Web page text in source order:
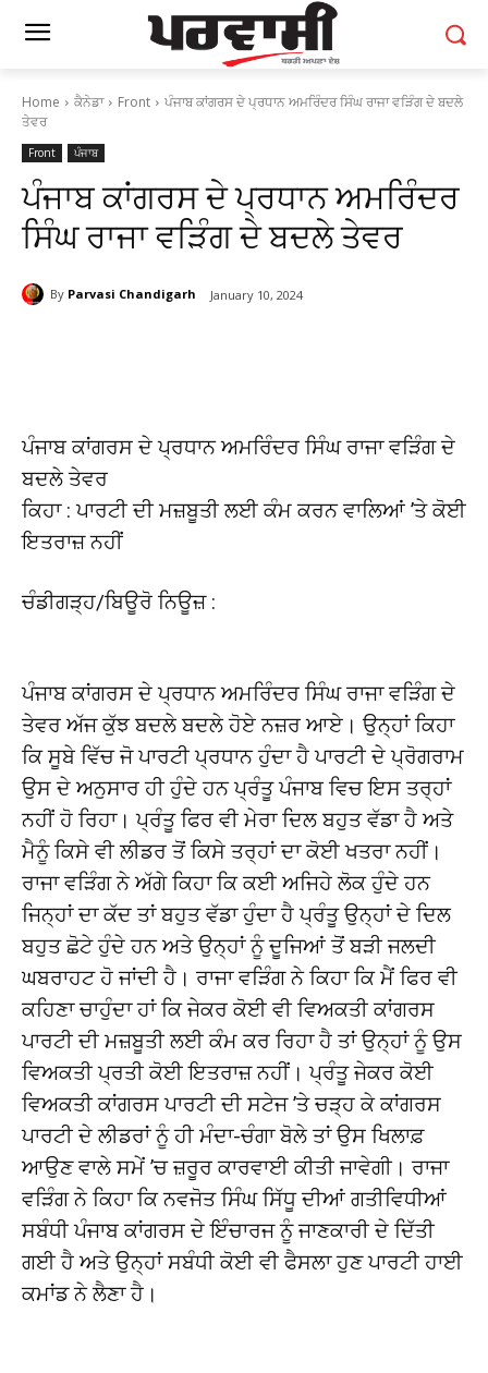
Home ਕੈਨੇਡਾ Front
ਪੰਜਾਬ ਕਾਂਗਰਸ ਦੇ ਪ੍ਰਧਾਨ ਅਮਰਿੰਦਰ ਸਿੰਘ ਰਾਜਾ ਵੜਿੰਗ ਦੇ ਬਦਲੇ
ਤੇਵਰ
Front ਪੰਜਾਬ
ਪੰਜਾਬ ਕਾਂਗਰਸ ਦੇ ਪ੍ਰਧਾਨ ਅਮਰਿੰਦਰ
ਸਿੰਘ ਰਾਜਾ ਵੜਿੰਗ ਦੇ ਬਦਲੇ ਤੇਵਰ
By Parvasi Chandigarh January 10, 2024
ਪੰਜਾਬ ਕਾਂਗਰਸ ਦੇ ਪ੍ਰਧਾਨ ਅਮਰਿੰਦਰ ਸਿੰਘ ਰਾਜਾ ਵੜਿੰਗ ਦੇ
ਬਦਲੇ ਤੇਵਰ
ਕਿਹਾ : ਪਾਰਟੀ ਦੀ ਮਜ਼ਬੂਤੀ ਲਈ ਕੰਮ ਕਰਨ ਵਾਲਿਆਂ ’ਤੇ ਕੋਈ
ਇਤਰਾਜ਼ ਨਹੀਂ
ਚੰਡੀਗੜ੍ਹ/ਬਿਊਰੋ ਨਿਊਜ਼ :
ਪੰਜਾਬ ਕਾਂਗਰਸ ਦੇ ਪ੍ਰਧਾਨ ਅਮਰਿੰਦਰ ਸਿੰਘ ਰਾਜਾ ਵੜਿੰਗ ਦੇ
ਤੇਵਰ ਅੱਜ ਕੁੱਝ ਬਦਲੇ ਬਦਲੇ ਹੋਏ ਨਜ਼ਰ ਆਏ। ਉਨ੍ਹਾਂ ਕਿਹਾ
ਕਿ ਸੂਬੇ ਵਿੱਚ ਜੋ ਪਾਰਟੀ ਪ੍ਰਧਾਨ ਹੁੰਦਾ ਹੈ ਪਾਰਟੀ ਦੇ ਪ੍ਰੋਗਰਾਮ
ਉਸ ਦੇ ਅਨੁਸਾਰ ਹੀ ਹੁੰਦੇ ਹਨ ਪ੍ਰੰਤੂ ਪੰਜਾਬ ਵਿਚ ਇਸ ਤਰ੍ਹਾਂ
ਨਹੀਂ ਹੋ ਰਿਹਾ। ਪ੍ਰੰਤੂ ਫਿਰ ਵੀ ਮੇਰਾ ਦਿਲ ਬਹੁਤ ਵੱਡਾ ਹੈ ਅਤੇ
ਮੈਨੂੰ ਕਿਸੇ ਵੀ ਲੀਡਰ ਤੋਂ ਕਿਸੇ ਤਰ੍ਹਾਂ ਦਾ ਕੋਈ ਖਤਰਾ ਨਹੀਂ।
ਰਾਜਾ ਵੜਿੰਗ ਨੇ ਅੱਗੇ ਕਿਹਾ ਕਿ ਕਈ ਅਜਿਹੇ ਲੋਕ ਹੁੰਦੇ ਹਨ
ਜਿਨ੍ਹਾਂ ਦਾ ਕੱਦ ਤਾਂ ਬਹੁਤ ਵੱਡਾ ਹੁੰਦਾ ਹੈ ਪ੍ਰੰਤੂ ਉਨ੍ਹਾਂ ਦੇ ਦਿਲ
ਬਹੁਤ ਛੋਟੇ ਹੁੰਦੇ ਹਨ ਅਤੇ ਉਨ੍ਹਾਂ ਨੂੰ ਦੂਜਿਆਂ ਤੋਂ ਬੜੀ ਜਲਦੀ
ਘਬਰਾਹਟ ਹੋ ਜਾਂਦੀ ਹੈ। ਰਾਜਾ ਵੜਿੰਗ ਨੇ ਕਿਹਾ ਕਿ ਮੈਂ ਫਿਰ ਵੀ
ਕਹਿਣਾ ਚਾਹੁੰਦਾ ਹਾਂ ਕਿ ਜੇਕਰ ਕੋਈ ਵੀ ਵਿਅਕਤੀ ਕਾਂਗਰਸ
ਪਾਰਟੀ ਦੀ ਮਜ਼ਬੂਤੀ ਲਈ ਕੰਮ ਕਰ ਰਿਹਾ ਹੈ ਤਾਂ ਉਨ੍ਹਾਂ ਨੂੰ ਉਸ
ਵਿਅਕਤੀ ਪ੍ਰਤੀ ਕੋਈ ਇਤਰਾਜ਼ ਨਹੀਂ। ਪ੍ਰੰਤੂ ਜੇਕਰ ਕੋਈ
ਵਿਅਕਤੀ ਕਾਂਗਰਸ ਪਾਰਟੀ ਦੀ ਸਟੇਜ ’ਤੇ ਚੜ੍ਹ ਕੇ ਕਾਂਗਰਸ
ਪਾਰਟੀ ਦੇ ਲੀਡਰਾਂ ਨੂੰ ਹੀ ਮੰਦਾ-ਚੰਗਾ ਬੋਲੇ ਤਾਂ ਉਸ ਖਿਲਾਫ਼
ਆਉਣ ਵਾਲੇ ਸਮੇਂ ’ਚ ਜ਼ਰੂਰ ਕਾਰਵਾਈ ਕੀਤੀ ਜਾਵੇਗੀ। ਰਾਜਾ
ਵੜਿੰਗ ਨੇ ਕਿਹਾ ਕਿ ਨਵਜੋਤ ਸਿੰਘ ਸਿੱਧੂ ਦੀਆਂ ਗਤੀਵਿਧੀਆਂ
ਸਬੰਧੀ ਪੰਜਾਬ ਕਾਂਗਰਸ ਦੇ ਇੰਚਾਰਜ ਨੂੰ ਜਾਣਕਾਰੀ ਦੇ ਦਿੱਤੀ
ਗਈ ਹੈ ਅਤੇ ਉਨ੍ਹਾਂ ਸਬੰਧੀ ਕੋਈ ਵੀ ਫੈਸਲਾ ਹੁਣ ਪਾਰਟੀ ਹਾਈ
ਕਮਾਂਡ ਨੇ ਲੈਣਾ ਹੈ।